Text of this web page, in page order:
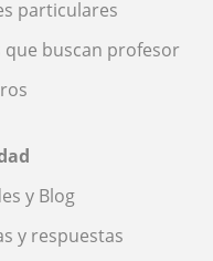
particulares
que buscan profesor
y Blog
y respuestas